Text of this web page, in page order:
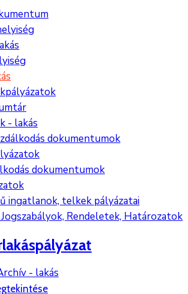
- lakás
dokumentumok
dokumentumok
ingatlanok, telkek pályázatai
Rendeletek, Határozatok
- lakás